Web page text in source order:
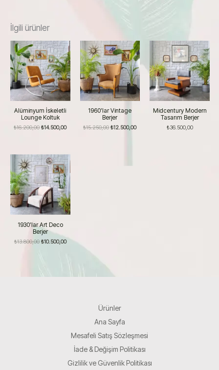
İlgili ürünler
Alüminyum İskeletli
Lounge Koltuk
₺16.200,00Orijinal
₺14.500,00Şu
1960’lar Vintage
Berjer
₺15.250,00Orijinal
₺12.500,00Şu
Midcentury Modern
Tasarım Berjer
₺36.500,00
1930’lar Art Deco
Berjer
₺13.800,00 Orijinal
₺10.500,00Şu
Ürünler
Ana Sayfa
Mesafeli Satış Sözleşmesi
İade & Değişim Politikası
Gizlilik ve Güvenlik Politikası